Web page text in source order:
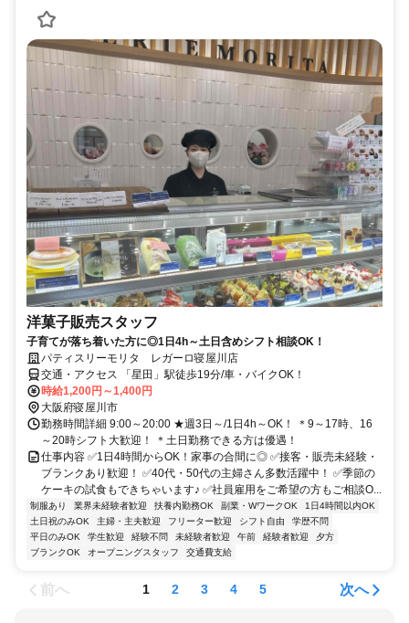
洋菓子販売スタッフ
子育てが落ち着いた方に◎1日4h～土日含めシフト相談OK！
パティスリーモリタ レガーロ寝屋川店
交通・アクセス 「星田」駅徒歩19分/車・バイクOK！
時給1,200円～1,400円
大阪府寝屋川市
勤務時間詳細 9:00～20:00 ★週3日～/1日4h～OK！ ＊9～17時、16
～20時シフト大歓迎！ ＊土日勤務できる方は優遇！
仕事内容 ✅1日4時間からOK！家事の合間に◎ ✅接客・販売未経験・
ブランクあり歓迎！ ✅40代・50代の主婦さん多数活躍中！ ✅季節の
ケーキの試食もできちゃいます♪ ✅社員雇用をご希望の方もご相談O...
制服あり 業界未経験者歓迎 扶養内勤務OK 副業・WワークOK
1日4時間以内OK
土日祝のみOK
主婦・主夫歓迎 フリーター歓迎 シフト自由
学歴不問
平日のみOK
学生歓迎 経験不問 未経験者歓迎 午前 経験者歓迎
夕方
ブランクOK
オープニングスタッフ 交通費支給
前へ 1 2 3 4 5 次へ